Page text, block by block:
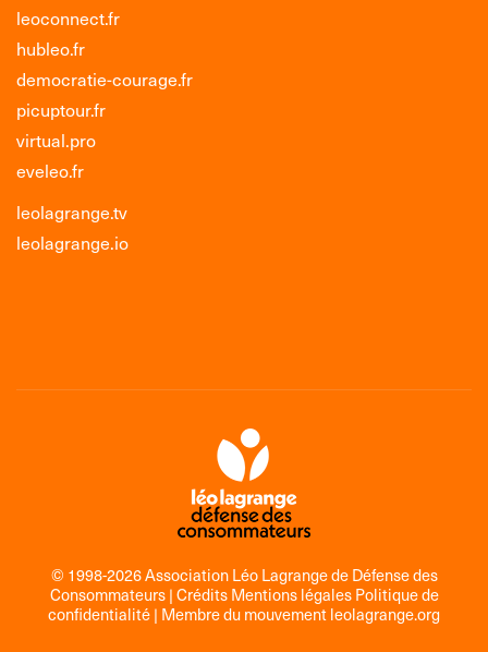
leoconnect.fr
hubleo.fr
democratie-courage.fr
picuptour.fr
virtual.pro
eveleo.fr
leolagrange.tv
leolagrange.io
© 1998-2026 Association Léo Lagrange de Défense des
Consommateurs | Crédits Mentions légales Politique de
confidentialité | Membre du mouvement leolagrange.org